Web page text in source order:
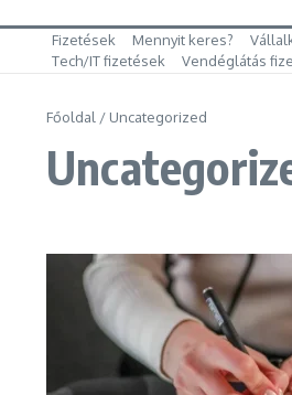
Fizetések Mennyit keres?
Tech/IT fizetések
Vendéglátás
Főoldal / Uncategorized